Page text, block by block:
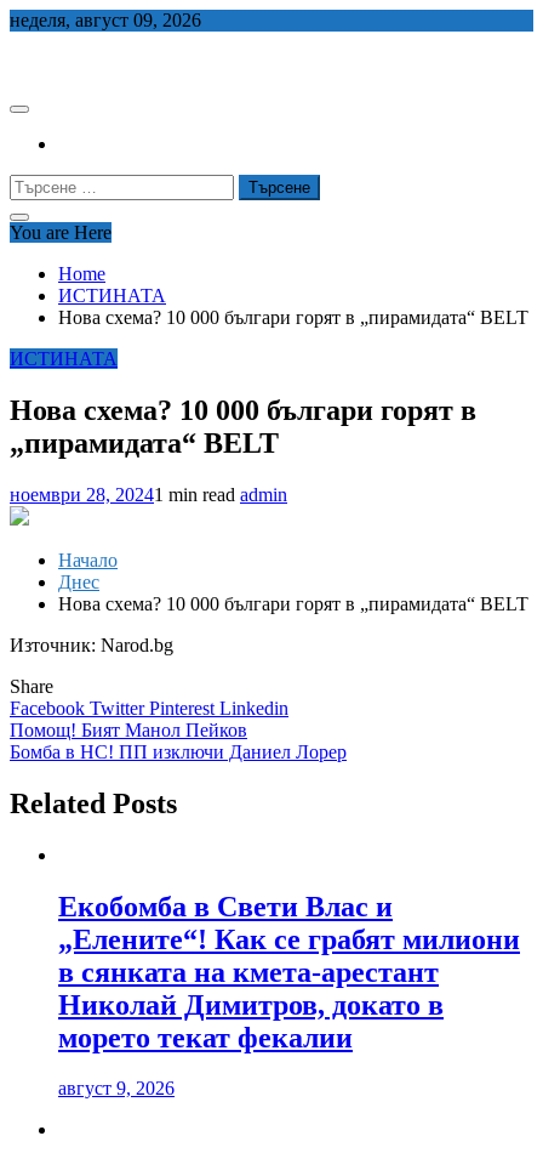
Skip
неделя, август 09, 2026
Търсене
за:
You are Here
Home
ИСТИНАТА
Нова схема? 10 000 българи горят в „пирамидата“ BELT
ИСТИНАТА
Нова схема? 10 000 българи горят в
„пирамидата“ BELT
ноември 28, 20241 min read admin
Начало
Днес
Нова схема? 10 000 българи горят в „пирамидата“ BELT
Източник: Narod.bg
Share
Facebook TwitterPinterest Linkedin
Навигация
Помощ! Бият Манол Пейков
Бомба в НС! ПП изключи Даниел Лорер
Related Posts
Екобомба в Свети Влас и
„Елените“! Как се грабят милиони
в сянката на кмета-арестант
Николай Димитров, докато в
морето текат фекалии
август 9, 2026